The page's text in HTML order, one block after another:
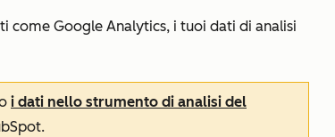
come Google Analytics, i tuoi dati di analisi
i dati nello strumento di analisi del